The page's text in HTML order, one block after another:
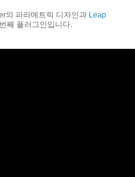
의 파라메트릭 디자인과 Leap
째 플러그인입니다.